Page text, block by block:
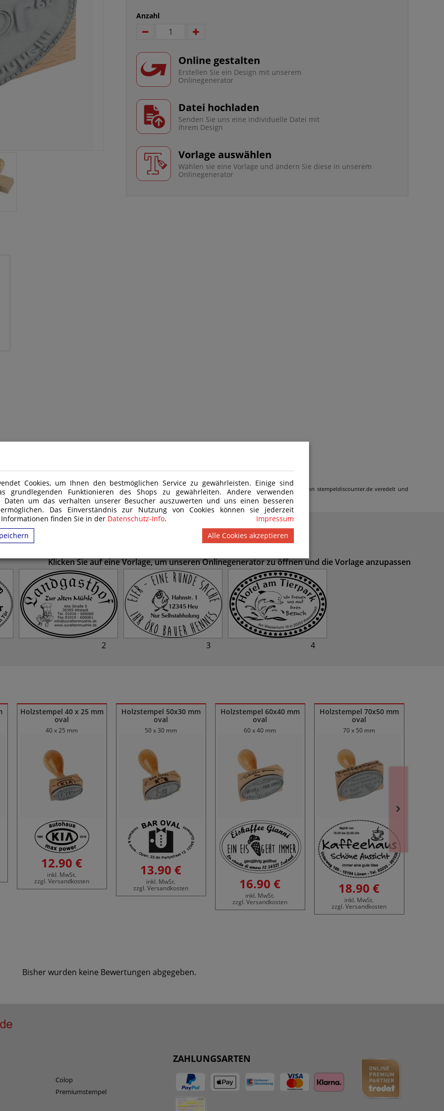
Cookies, um Ihnen den bestmöglichen Service zu gewährleisten. Einige sind
grundlegenden Funktionieren des Shops zu gewährleiten. Andere verwenden
Daten um das verhalten unserer Besucher auszuwerten und uns einen besseren
Das Einverständnis zur Nutzung von Cookies können sie jederzeit
finden Sie in der Datenschutz-Info.
Impressum
Alle Cookies akzeptieren
Anzahl
Online gestalten
Erstellen Sie ein Design mit unserem
Onlinegenerator
Datei hochladen
Senden Sie uns eine individuelle Datei mit
ihrem Design
Vorlage auswählen
Wählen sie eine Vorlage und ändern Sie diese in unserem
Onlinegenerator
Deutschland
Nr. 48/2009 und daher nicht für Kinder unter 14 Jahren geeignet. Das Produkt wird gemäß den Kundenangaben von stempeldiscounter.de veredelt und
Klicken Sie auf eine Vorlage, um unseren Onlinegenerator zu öffnen und die Vorlage anzupassen
2 3 4
Holzstempel 40 x 25 mm
oval
40 x 25 mm
12.90 €
inkl. MwSt.
zzgl. Versandkosten
Holzstempel 50x30 mm
oval
50 x 30 mm
13.90 €
inkl. MwSt.
zzgl. Versandkosten
Holzstempel 60x40 mm
oval
60 x 40 mm
16.90 €
inkl. MwSt.
zzgl. Versandkosten
Holzstempel 70x50 mm
oval
70 x 50 mm
18.90 €
inkl. MwSt.
zzgl. Versandkosten
Bisher wurden keine Bewertungen abgegeben.
Colop
Premiumstempel
ZAHLUNGSARTEN